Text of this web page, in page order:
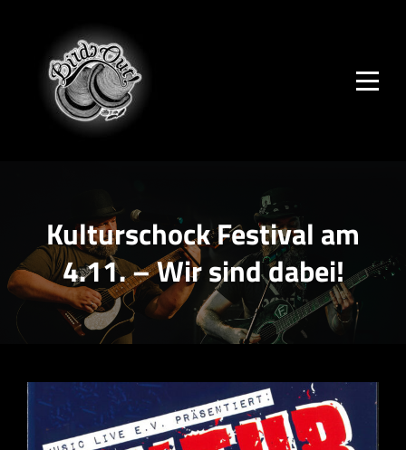
content
Kulturschock Festival am
4.11. – Wir sind dabei!
Beitrags-
Navigation